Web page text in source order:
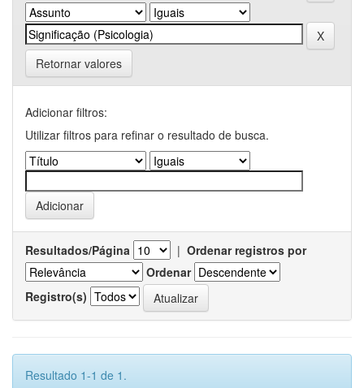
Retornar valores
Adicionar filtros:
Utilizar filtros para refinar o resultado de busca.
Resultados/Página | Ordenar registros por
Ordenar
Registro(s)
Resultado 1-1 de 1.